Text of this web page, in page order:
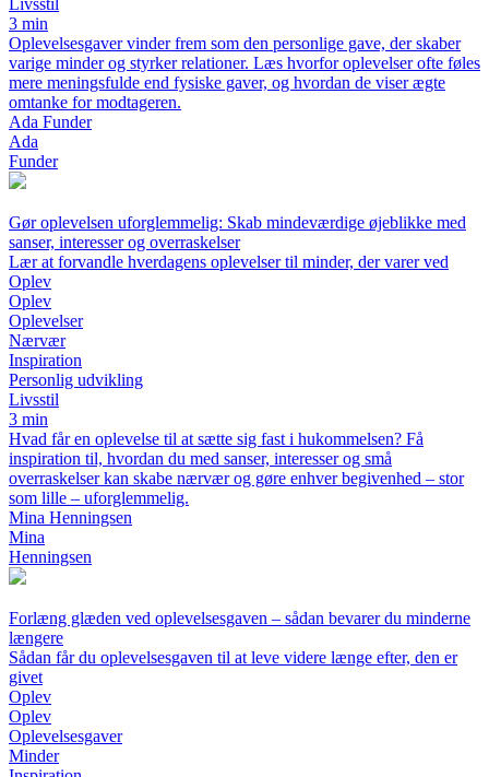
Livsstil
3 min
Oplevelsesgaver vinder frem som den personlige gave, der skaber
varige minder og styrker relationer. Læs hvorfor oplevelser ofte føles
mere meningsfulde end fysiske gaver, og hvordan de viser ægte
omtanke for modtageren.
Ada Funder
Ada
Funder
Gør oplevelsen uforglemmelig: Skab mindeværdige øjeblikke med
sanser, interesser og overraskelser
Lær at forvandle hverdagens oplevelser til minder, der varer ved
Oplev
Oplev
Oplevelser
Nærvær
Inspiration
Personlig udvikling
Livsstil
3 min
Hvad får en oplevelse til at sætte sig fast i hukommelsen? Få
inspiration til, hvordan du med sanser, interesser og små
overraskelser kan skabe nærvær og gøre enhver begivenhed – stor
som lille – uforglemmelig.
Mina Henningsen
Mina
Henningsen
Forlæng glæden ved oplevelsesgaven – sådan bevarer du minderne
længere
Sådan får du oplevelsesgaven til at leve videre længe efter, den er
givet
Oplev
Oplev
Oplevelsesgaver
Minder